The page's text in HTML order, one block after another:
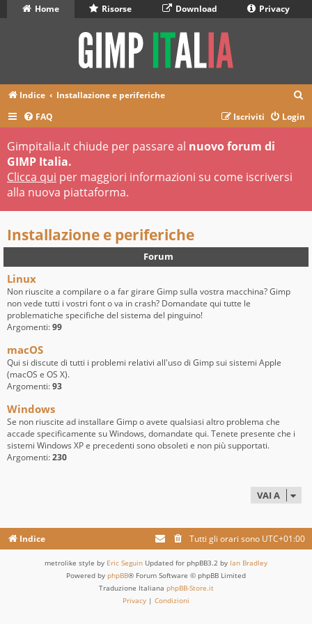
Home Risorse Download Privacy
Indice Installazione e periferiche
r
FAQ Login
Iscriviti
Gimpitalia.it chiude per passare al nuovo forum di
GIMP Italia.
Clicca qui per maggiori informazioni su come iscriversi
alla nuova piattaforma.
Installazione e periferiche
Forum
Linux
Non riuscite a compilare o a far girare Gimp sulla vostra macchina? Gimp
non vede tutti i vostri font o va in crash? Domandate qui tutte le
problematiche specifiche del sistema del pinguino!
Argomenti:99
macOS
Qui si discute di tutti i problemi relativi all'uso di Gimp sui sistemi Apple
(macOS e OS X).
Argomenti:93
Windows
Se non riuscite ad installare Gimp o avete qualsiasi altro problema che
accade specificamente su Windows, domandate qui. Tenete presente che i
sistemi Windows XP e precedenti sono obsoleti e non più supportati.
Argomenti:230
VAI A
Indice Tutti gli orari sono UTC+01:00
metrolike style by Eric Seguin Updated for phpBB3.2 by Ian Bradley
Powered by phpBB® Forum Software © phpBB Limited
Traduzione Italiana phpBB-Store.it
Privacy | Condizioni